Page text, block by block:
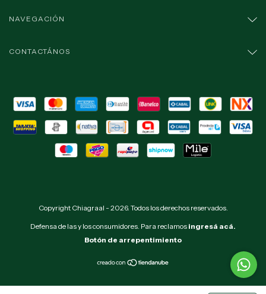
NAVEGACIÓN
CONTACTÁNOS
Copyright Chiagraal - 2026. Todos los derechos reservados.
Defensa de las y los consumidores. Para reclamos ingresá acá.
Botón de arrepentimiento